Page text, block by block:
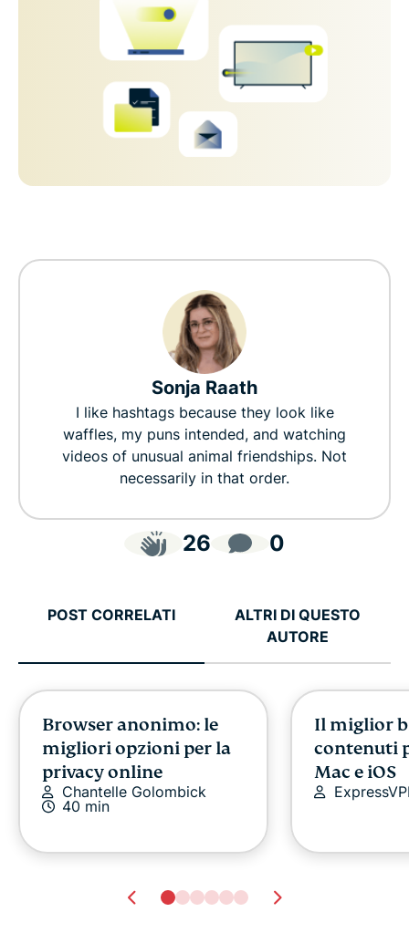
Sonja Raath
I like hashtags because they look like
waffles, my puns intended, and watching
videos of unusual animal friendships. Not
necessarily in that order.
26 0
POST CORRELATI
ALTRI DI QUESTO
AUTORE
Browser anonimo: le
migliori opzioni per la
privacy online
Chantelle Golombick
40 min
Il miglior
contenuti
Mac e iOS